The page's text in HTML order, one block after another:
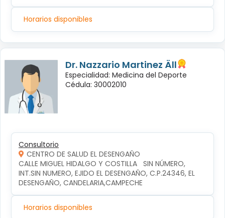
Horarios disponibles
Dr. Nazzario Martinez Äll
Especialidad: Medicina del Deporte
Cédula: 30002010
Consultorio
CENTRO DE SALUD EL DESENGAÑO
CALLE MIGUEL HIDALGO Y COSTILLA   SIN NÚMERO,
INT.SIN NUMERO, EJIDO EL DESENGAÑO, C.P.24346, EL
DESENGAÑO, CANDELARIA,CAMPECHE
Horarios disponibles